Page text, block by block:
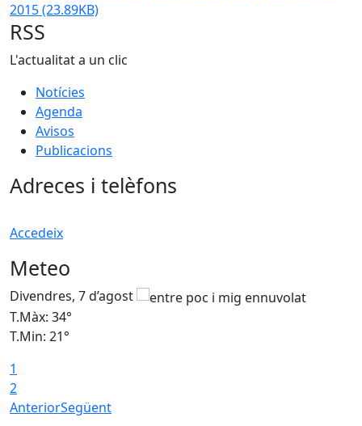
2015(23.89KB)
RSS
L'actualitat a un clic
Notícies
Agenda
Avisos
Publicacions
Adreces i telèfons
Accedeix
Meteo
Divendres, 7 d’agost
T.Màx: 34°
T.Min: 21°
1
2
AnteriorSegüent